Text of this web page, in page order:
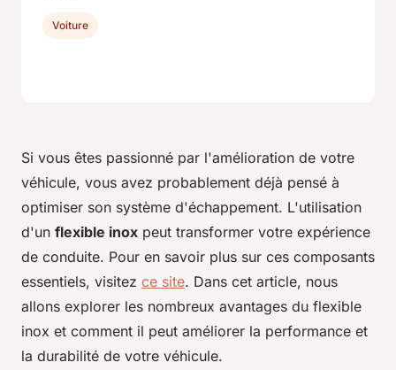
Si vous êtes passionné par l'amélioration de votre
véhicule, vous avez probablement déjà pensé à
optimiser son système d'échappement. L'utilisation
d'un flexible inox peut transformer votre expérience
de conduite. Pour en savoir plus sur ces composants
essentiels, visitez ce site. Dans cet article, nous
allons explorer les nombreux avantages du flexible
inox et comment il peut améliorer la performance et
la durabilité de votre véhicule.
Voiture